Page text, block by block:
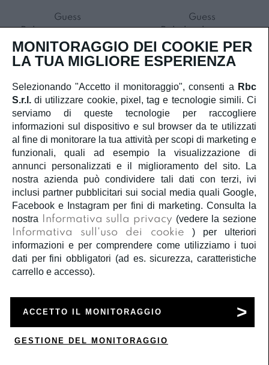
Guess
Polo neonato guess
€ 35,00 € 17,50
Guess
Polo bimbo guess
€ 35,00
€ 17,50
-50%
Guess
T-shirt neonata guess
€ 22,00
€ 11,00
BIANCO
-50%
Guess
T-shirt bimba guess
€ 11,00
-50% -50%
MONITORAGGIO DEI COOKIE PER
LA TUA MIGLIORE ESPERIENZA
Selezionando "Accetto il monitoraggio", consenti a Rbc
S.r.l. di utilizzare cookie, pixel, tag e tecnologie simili. Ci
serviamo di queste tecnologie per raccogliere
informazioni sul dispositivo e sul browser da te utilizzati
al fine di monitorare la tua attività per scopi di marketing e
funzionali, quali ad esempio la visualizzazione di
annunci personalizzati e il miglioramento del sito. La
nostra azienda può condividere tali dati con terzi, ivi
inclusi partner pubblicitari sui social media quali Google,
Facebook e Instagram per fini di marketing. Consulta la
nostra
Informativa sulla privacy (vedere la sezione
Informativa sull'uso dei cookie
) per ulteriori
informazioni e per comprendere come utilizziamo i tuoi
dati per fini obbligatori (ad es. sicurezza, caratteristiche
carrello e accesso).
ACCETTO IL MONITORAGGIO
GESTIONE DEL MONITORAGGIO